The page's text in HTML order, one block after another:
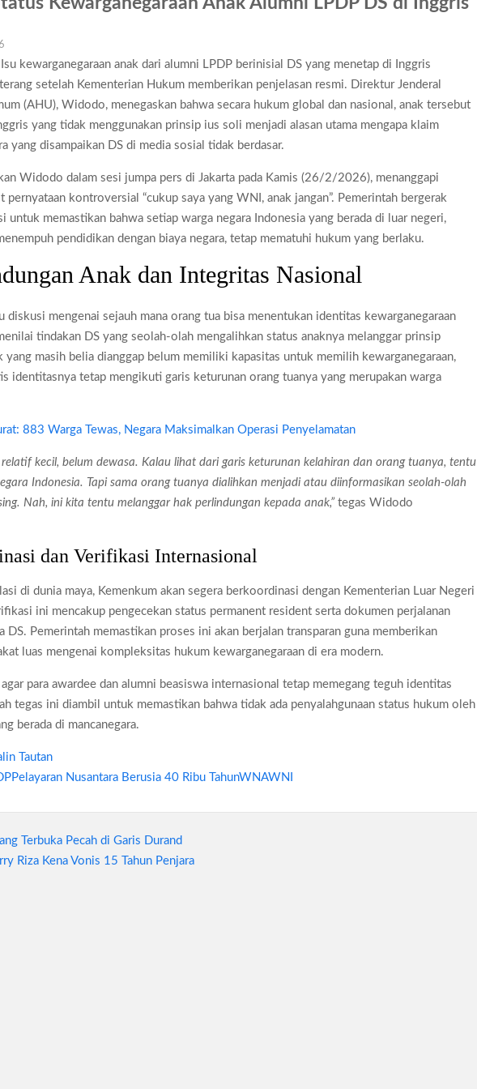
Padel pada Cedera Kaki 2026
Jawab Maskapai Saat Delay
2026 Tembus 4 Film Rp18 Triliun
kewarganegaraan anak dari alumni LPDP berinisial DS yang menetap di Inggris
setelah Kementerian Hukum memberikan penjelasan resmi. Direktur Jenderal
(AHU), Widodo, menegaskan bahwa secara hukum global dan nasional, anak tersebut
yang tidak menggunakan prinsip ius soli menjadi alasan utama mengapa klaim
yang disampaikan DS di media sosial tidak berdasar.
Widodo dalam sesi jumpa pers di Jakarta pada Kamis (26/2/2026), menanggapi
pernyataan kontroversial “cukup saya yang WNI, anak jangan”. Pemerintah bergerak
untuk memastikan bahwa setiap warga negara Indonesia yang berada di luar negeri,
pendidikan dengan biaya negara, tetap mematuhi hukum yang berlaku.
Anak dan Integritas Nasional
diskusi mengenai sejauh mana orang tua bisa menentukan identitas kewarganegaraan
tindakan DS yang seolah-olah mengalihkan status anaknya melanggar prinsip
yang masih belia dianggap belum memiliki kapasitas untuk memilih kewarganegaraan,
identitasnya tetap mengikuti garis keturunan orang tuanya yang merupakan warga
883 Warga Tewas, Negara Maksimalkan Operasi Penyelamatan
relatif kecil, belum dewasa. Kalau lihat dari garis keturunan kelahiran dan orang tuanya, tentu
Indonesia. Tapi sama orang tuanya dialihkan menjadi atau diinformasikan seolah-olah
Nah, ini kita tentu melanggar hak perlindungan kepada anak,” tegas Widodo
dan Verifikasi Internasional
di dunia maya, Kemenkum akan segera berkoordinasi dengan Kementerian Luar Negeri
ini mencakup pengecekan status permanent resident serta dokumen perjalanan
DS. Pemerintah memastikan proses ini akan berjalan transparan guna memberikan
luas mengenai kompleksitas hukum kewarganegaraan di era modern.
para awardee dan alumni beasiswa internasional tetap memegang teguh identitas
tegas ini diambil untuk memastikan bahwa tidak ada penyalahgunaan status hukum oleh
berada di mancanegara.
Tautan
Pelayaran Nusantara Berusia 40 Ribu TahunWNAWNI
Terbuka Pecah di Garis Durand
Riza Kena Vonis 15 Tahun Penjara